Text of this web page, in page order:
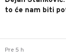
to će nam biti
Pre 5 h